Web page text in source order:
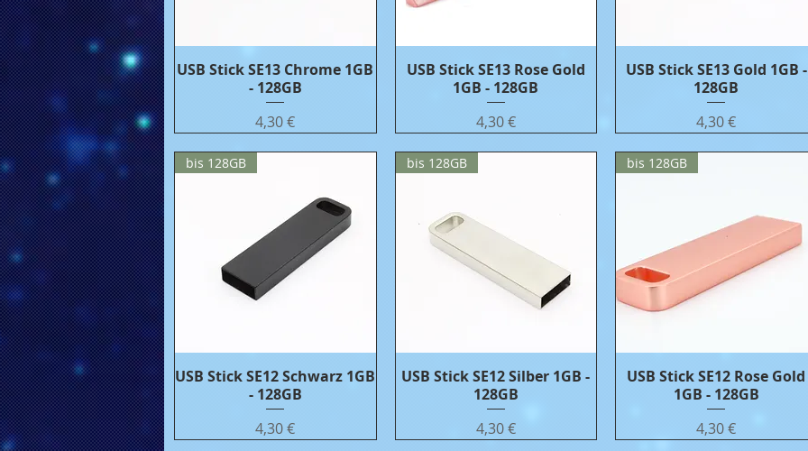
Бърз преглед
USB Stick SE13 Chrome 1GB
- 128GB
Цена
4,30 €
Бърз преглед
USB Stick SE13 Rose Gold
1GB - 128GB
Цена
4,30 €
Бърз преглед
USB Stick SE13 Gold 1GB -
128GB
Цена
4,30 €
Бърз преглед
bis 128GB
USB Stick SE12 Schwarz 1GB
- 128GB
Цена
4,30 €
Бърз преглед
bis 128GB
USB Stick SE12 Silber 1GB -
128GB
Цена
4,30 €
Бърз преглед
bis 128GB
USB Stick SE12 Rose Gold
1GB - 128GB
Цена
4,30 €